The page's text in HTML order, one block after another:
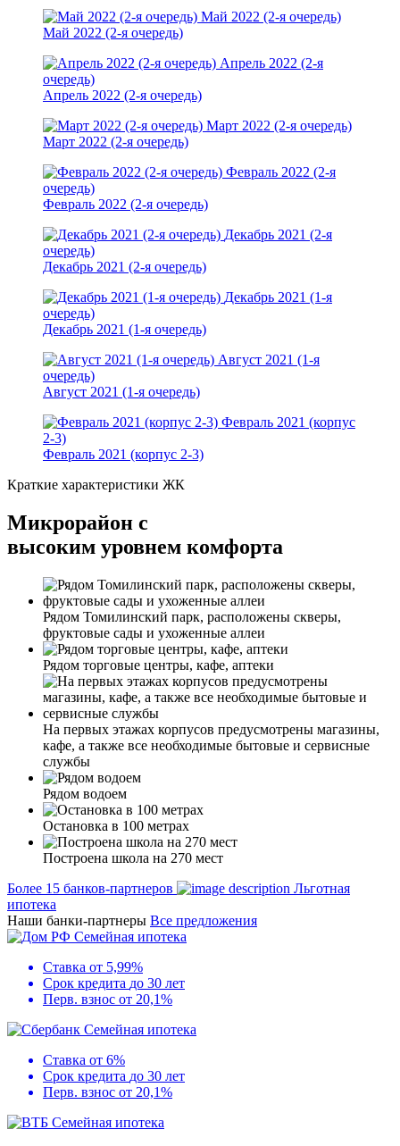
Май 2022 (2-я очередь)
Май 2022 (2-я очередь)
Апрель 2022 (2-я
очередь)
Апрель 2022 (2-я очередь)
Март 2022 (2-я очередь)
Март 2022 (2-я очередь)
Февраль 2022 (2-я
очередь)
Февраль 2022 (2-я очередь)
Декабрь 2021 (2-я
очередь)
Декабрь 2021 (2-я очередь)
Декабрь 2021 (1-я
очередь)
Декабрь 2021 (1-я очередь)
Август 2021 (1-я
очередь)
Август 2021 (1-я очередь)
Февраль 2021 (корпус
2-3)
Февраль 2021 (корпус 2-3)
Краткие характеристики ЖК
Микрорайон с
высоким уровнем комфорта
Рядом Томилинский парк, расположены скверы,
фруктовые сады и ухоженные аллеи
Рядом торговые центры, кафе, аптеки
На первых этажах корпусов предусмотрены магазины,
кафе, а также все необходимые бытовые и сервисные
службы
Рядом водоем
Остановка в 100 метрах
Построена школа на 270 мест
Более 15 банков-партнеров
Льготная
ипотека
Наши банки-партнеры Все предложения
Семейная ипотека
Ставка от 5,99%
Срок кредита до 30 лет
Перв. взнос от 20,1%
Семейная ипотека
Ставка от 6%
Срок кредита до 30 лет
Перв. взнос от 20,1%
Семейная ипотека